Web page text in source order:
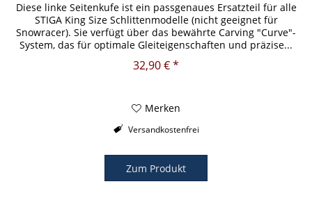
Diese linke Seitenkufe ist ein passgenaues Ersatzteil für alle
STIGA King Size Schlittenmodelle (nicht geeignet für
Snowracer). Sie verfügt über das bewährte Carving "Curve"-
System, das für optimale Gleiteigenschaften und präzise...
32,90 € *
Merken
Versandkostenfrei
Zum Produkt